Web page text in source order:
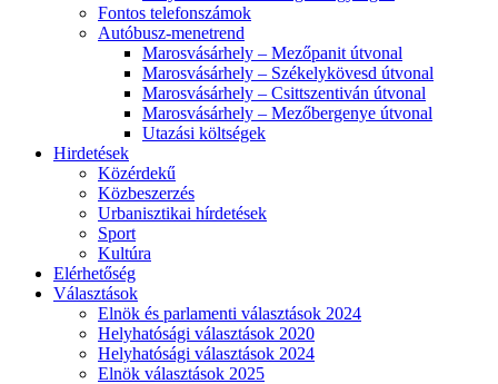
Fontos telefonszámok
Autóbusz-menetrend
Marosvásárhely – Mezőpanit útvonal
Marosvásárhely – Székelykövesd útvonal
Marosvásárhely – Csittszentiván útvonal
Marosvásárhely – Mezőbergenye útvonal
Utazási költségek
Hirdetések
Közérdekű
Közbeszerzés
Urbanisztikai hírdetések
Sport
Kultúra
Elérhetőség
Választások
Elnök és parlamenti választások 2024
Helyhatósági választások 2020
Helyhatósági választások 2024
Elnök választások 2025